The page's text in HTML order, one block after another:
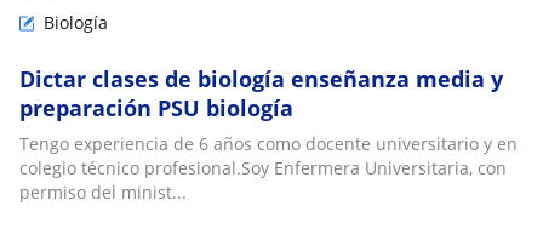
Biología
Dictar clases de biología enseñanza media y
preparación PSU biología
Tengo experiencia de 6 años como docente universitario y en
colegio técnico profesional.Soy Enfermera Universitaria, con
permiso del minist...